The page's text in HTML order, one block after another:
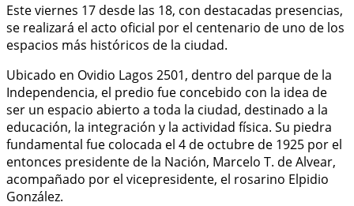
Este viernes 17 desde las 18, con destacadas presencias,
se realizará el acto oficial por el centenario de uno de los
espacios más históricos de la ciudad.
Ubicado en Ovidio Lagos 2501, dentro del parque de la
Independencia, el predio fue concebido con la idea de
ser un espacio abierto a toda la ciudad, destinado a la
educación, la integración y la actividad física. Su piedra
fundamental fue colocada el 4 de octubre de 1925 por el
entonces presidente de la Nación, Marcelo T. de Alvear,
acompañado por el vicepresidente, el rosarino Elpidio
González.